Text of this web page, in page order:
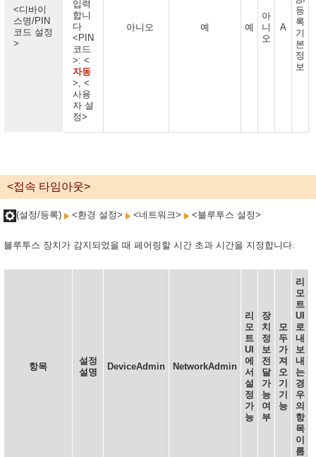
<디바이
스명/PIN
코드 설정
>
입력
합니
다
<PIN
코드
>: <
자동
>, <
사용
자 설
정>
아니오 예 예
아
니
오
A
등
록
기
본
정
보
<접속 타임아웃>
(설정/등록) <환경 설정> <네트워크> <블루투스 설정>
블루투스 장치가 감지되었을 때 페어링할 시간 초과 시간을 지정합니다.
항목
설정
설명
DeviceAdmin NetworkAdmin
리
모
트
UI
에
서
설
정
가
능
장
치
정
보
전
달
가
능
여
부
모
두
가
져
오
기
기
능
리
모
트
UI
로
내
보
내
는
경
우
의
항
목
이
름